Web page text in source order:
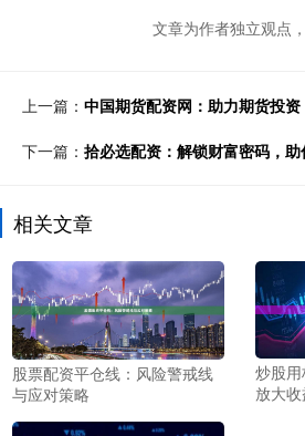
文章为作者独立观点
上一篇： 中国期货配资网：助力期货投
下一篇： 拾必选配资：解锁财富密码，
相关文章
股票配资平仓线：风险警戒线
与应对策略
炒股
放大